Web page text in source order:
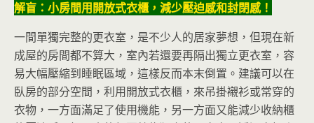
解盲：小房間用開放式衣櫃，減少壓迫感和封閉感！
一間單獨完整的更衣室，是不少人的居家夢想，但現在新
成屋的房間都不算大，室內若還要再隔出獨立更衣室，容
易大幅壓縮到睡眠區域，這樣反而本末倒置。建議可以在
臥房的部分空間，利用開放式衣櫃，來吊掛襯衫或常穿的
衣物，一方面滿足了使用機能，另一方面又能減少收納櫃